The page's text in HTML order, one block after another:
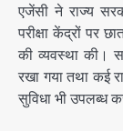
एजेंसी ने राज्य
परीक्षा केंद्रों पर
की व्यवस्था की।
रखा गया तथा कई
सुविधा भी उपलब्ध